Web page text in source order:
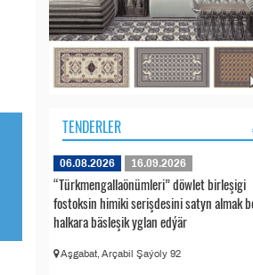
TENDERLER
06.08.2026 16.09.2026
“Türkmengallaönümleri” döwlet birleşigi
fostoksin himiki serişdesini satyn almak
halkara bäsleşik yglan edýär
Aşgabat, Arçabil Şaýoly 92